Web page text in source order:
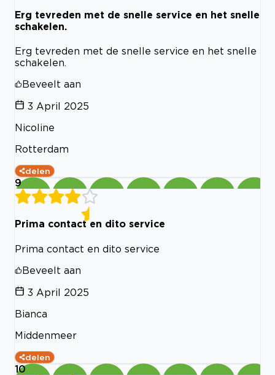
Erg tevreden met de snelle service en het snelle
schakelen.
Erg tevreden met de snelle service en het snelle
schakelen.
Beveelt aan
3 April 2025
Nicoline
Rotterdam
delen
9
Prima contact en dito service
Prima contact en dito service
Beveelt aan
3 April 2025
Bianca
Middenmeer
delen
10